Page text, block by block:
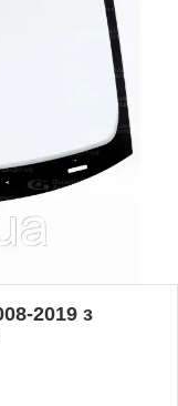
2019 з